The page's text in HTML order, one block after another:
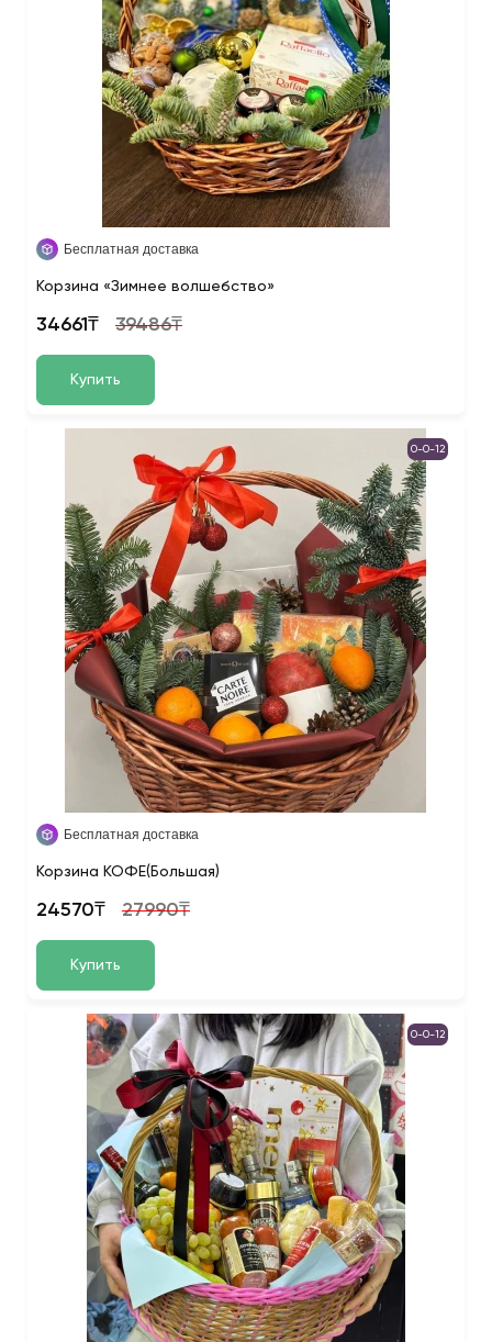
Бесплатная доставка
Корзина «Зимнее волшебство»
34661₸ 39486₸
Купить
0-0-12
Бесплатная доставка
Корзина КОФЕ(Большая)
24570₸ 27990₸
Купить
0-0-12